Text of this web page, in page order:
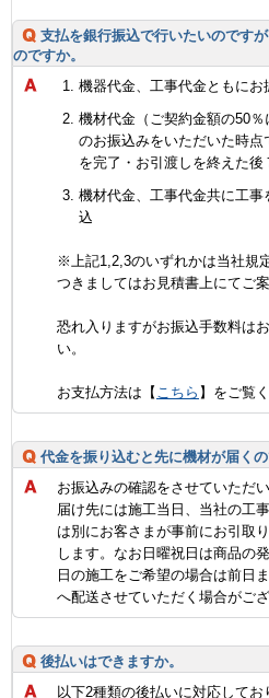
支払を銀行振込で行いたいのです
のですか。
機器代金、工事代金ともに
機材代金（ご契約金額の50
のお振込みをいただいた時
を完了・お引渡しを終えた後
機材代金、工事代金共に工
込
※上記1,2,3のいずれかは当社規
つきましてはお見積書上にてご
恐れ入りますがお振込手数料は
い。
お支払方法は【 こちら 】をご覧
代金を振り込むと先に機材が届くの
お振込みの確認をさせていただ
届け先には施工当日、当社の工
は別にお客さまが事前にお引取
します。なお日曜祝日は商品の
日の施工をご希望の場合は前日
へ配送させていただく場合がござ
後払いはできますか。
以下2種類の後払いに対応してお